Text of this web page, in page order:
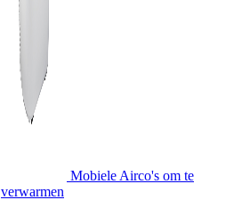
Mobiele Airco's om te
verwarmen